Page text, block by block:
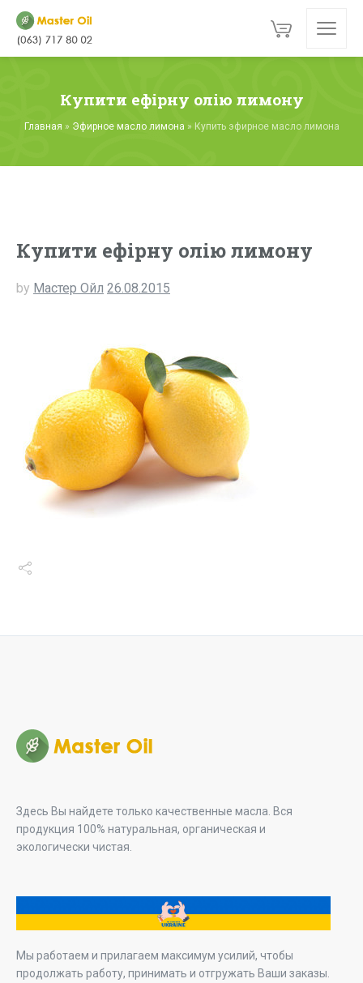
Купити ефірну олію лимону
Главная » Эфирное масло лимона » Купить эфирное масло лимона
Купити ефірну олію лимону
by Мастер Ойл 26.08.2015
Здесь Вы найдете только качественные масла. Вся
продукция 100% натуральная, органическая и
экологически чистая.
Мы работаем и прилагаем максимум усилий, чтобы
продолжать работу, принимать и отгружать Ваши заказы.